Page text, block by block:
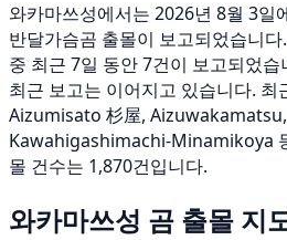
와카마쓰성에서는 2026년 8월 3일
반달가슴곰 출몰이 보고되었습니
중 최근 7일 동안 7건이 보고되었
최근 보고는 이어지고 있습니다. 최
Aizumisato 杉屋,
Kawahigashimachi-Minamikoya
몰 건수는 1,870건입니다.
와카마쓰성 곰 출몰 지